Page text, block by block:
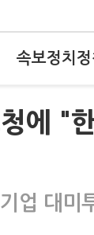
속보정치
에 "
업 대미